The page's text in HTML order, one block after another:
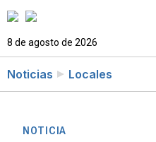
8 de agosto de 2026
Noticias Locales
NOTICIA